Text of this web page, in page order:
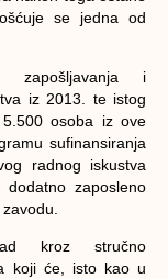
se jedna od
zapošljavanja i
iz 2013. te istog
osoba iz ove
sufinansiranja
radnog iskustva
zaposleno
kroz stručno
koji će, isto kao u